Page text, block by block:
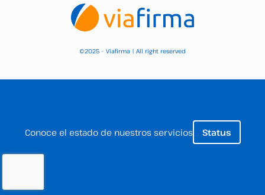
©2025 – Viafirma | All right reserved
Conoce el estado de nuestros servicios Status